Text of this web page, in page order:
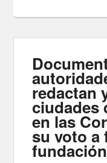
redactan
ciudades
en las
su voto a
fundación